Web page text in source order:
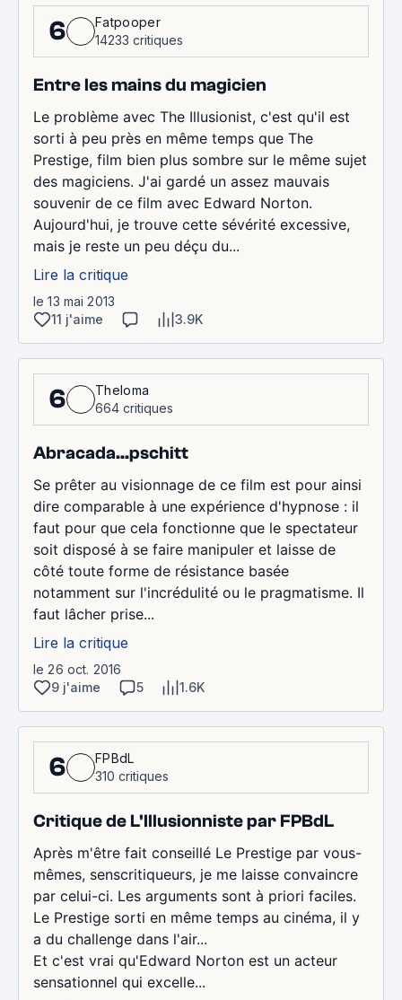
6
Fatpooper
14233 critiques
Entre les mains du magicien
Le problème avec The Illusionist, c'est qu'il est
sorti à peu près en même temps que The
Prestige, film bien plus sombre sur le même sujet
des magiciens. J'ai gardé un assez mauvais
souvenir de ce film avec Edward Norton.
Aujourd'hui, je trouve cette sévérité excessive,
mais je reste un peu déçu du...
Lire la critique
le 13 mai 2013
11 j'aime
3.9K
6
Theloma
664 critiques
Abracada...pschitt
Se prêter au visionnage de ce film est pour ainsi
dire comparable à une expérience d'hypnose : il
faut pour que cela fonctionne que le spectateur
soit disposé à se faire manipuler et laisse de
côté toute forme de résistance basée
notamment sur l'incrédulité ou le pragmatisme. Il
faut lâcher prise...
Lire la critique
le 26 oct. 2016
9 j'aime
5 1.6K
6
FPBdL
310 critiques
Critique de L'Illusionniste par FPBdL
Après m'être fait conseillé Le Prestige par vous-
mêmes, senscritiqueurs, je me laisse convaincre
par celui-ci. Les arguments sont à priori faciles.
Le Prestige sorti en même temps au cinéma, il y
a du challenge dans l'air...
Et c'est vrai qu'Edward Norton est un acteur
sensationnel qui excelle...